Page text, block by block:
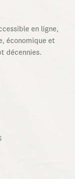
en ligne,
économique et
décennies.